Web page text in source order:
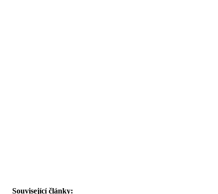
Související články: